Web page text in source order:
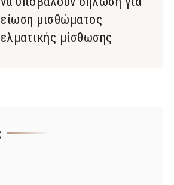
μισθώματος
μίσθωσης